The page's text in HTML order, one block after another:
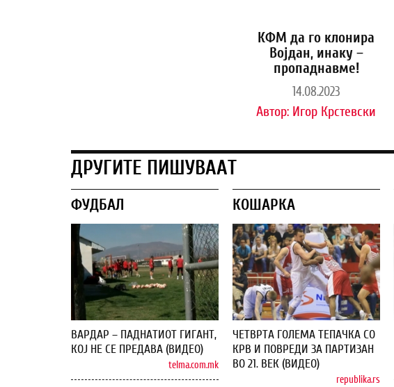
КФМ да го клонира
Војдан, инаку –
пропаднавме!
14.08.2023
Автор: Игор Крстевски
ДРУГИТЕ ПИШУВААТ
ФУДБАЛ
ВАРДАР – ПАДНАТИОТ ГИГАНТ,
КОЈ НЕ СЕ ПРЕДАВА (ВИДЕО)
telma.com.mk
КОШАРКА
ЧЕТВРТА ГОЛЕМА ТЕПАЧКА СО
КРВ И ПОВРЕДИ ЗА ПАРТИЗАН
ВО 21. ВЕК (ВИДЕО)
republika.rs